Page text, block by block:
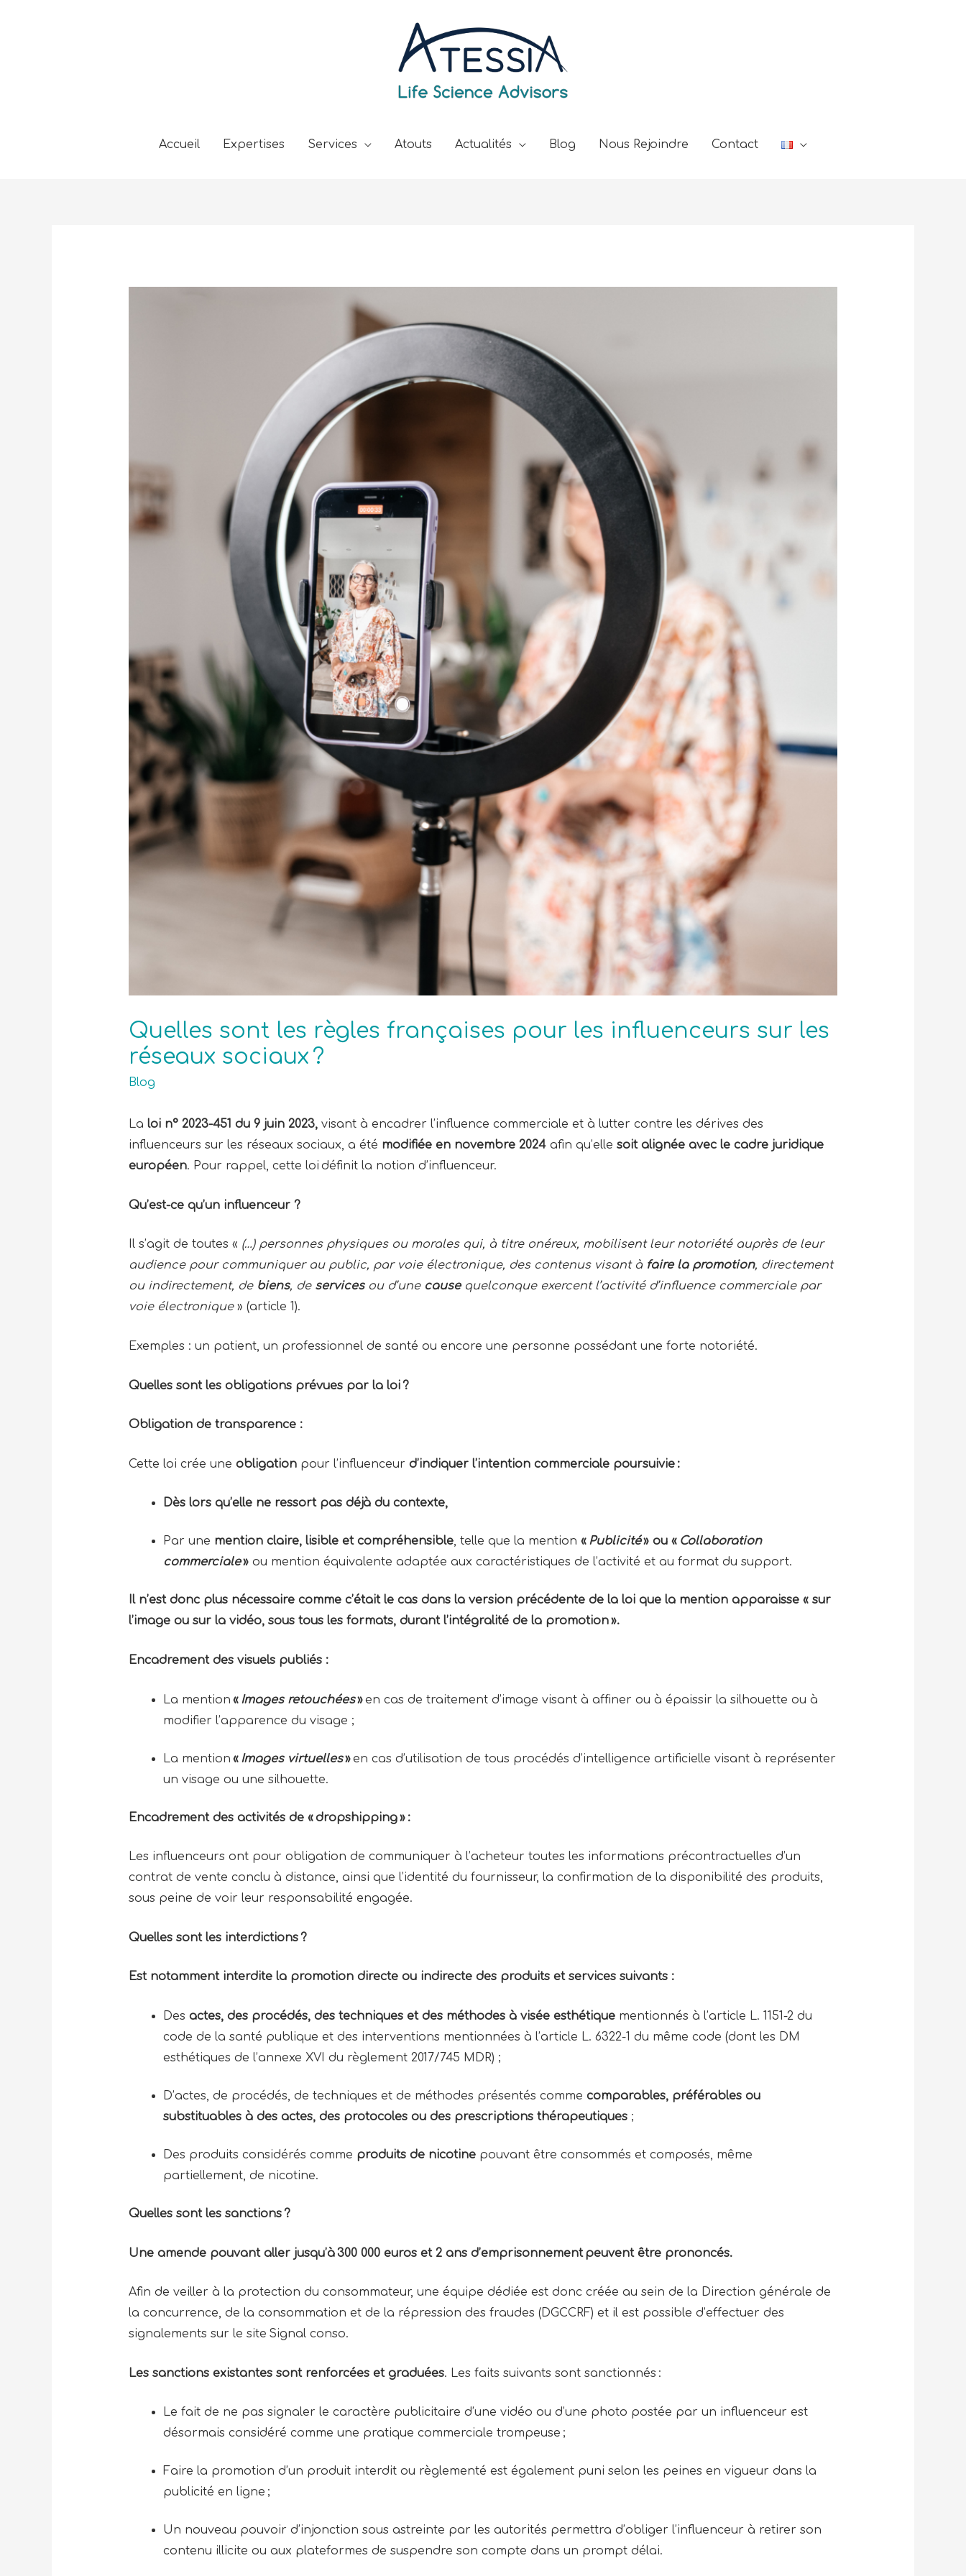
Accueil Expertises Services Atouts Actualités Blog Nous Rejoindre Contact
Quelles sont les règles françaises pour les influenceurs sur les
réseaux sociaux ?
Blog
La loi n° 2023-451 du 9 juin 2023,visant à encadrer l’influence commerciale et à lutter contre les dérives des
influenceurs sur les réseaux sociaux, a été modifiée en novembre 2024afin qu’elle soit alignée avec le cadre juridique
européen. Pour rappel, cette loi définit la notion d’influenceur.
Qu’est-ce qu’un influenceur ?
Il s’agit de toutes « (…) personnes physiques ou morales qui, à titre onéreux, mobilisent leur notoriété auprès de leur
audience pour communiquer au public, par voie électronique, des contenus visant à faire la promotion, directement
ou indirectement, de biens, de servicesou d’une causequelconque exercent l’activité d’influence commerciale par
voie électronique » (article 1).
Exemples : un patient, un professionnel de santé ou encore une personne possédant une forte notoriété.
Quelles sont les obligations prévues par la loi ?
Obligation de transparence :
Cette loi crée une obligation pour l’influenceur d’indiquer l’intention commerciale poursuivie :
Dès lors qu’elle ne ressort pas déjà du contexte,
Par une mention claire, lisible et compréhensible, telle que la mention « Publicité» ou « Collaboration
commerciale» ou mention équivalente adaptée aux caractéristiques de l’activité et au format du support.
Il n’est donc plus nécessaire comme c’était le cas dans la version précédente de la loi que la mention apparaisse « sur
l’image ou sur la vidéo, sous tous les formats, durant l’intégralité de la promotion ».
Encadrement des visuels publiés :
La mention « Images retouchées»en cas de traitement d’image visant à affiner ou à épaissir la silhouette ou à
modifier l’apparence du visage ;
La mention « Images virtuelles»en cas d’utilisation de tous procédés d’intelligence artificielle visant à représenter
un visage ou une silhouette.
Encadrement des activités de « dropshipping » :
Les influenceurs ont pour obligation de communiquer à l’acheteur toutes les informations précontractuelles d’un
contrat de vente conclu à distance, ainsi que l’identité du fournisseur, la confirmation de la disponibilité des produits,
sous peine de voir leur responsabilité engagée.
Quelles sont les interdictions ?
Est notamment interdite la promotion directe ou indirecte des produits et services suivants :
Des actes, des procédés, des techniques et des méthodes à visée esthétique mentionnés à l’article L. 1151-2 du
code de la santé publique et des interventions mentionnées à l’article L. 6322-1 du même code (dont les DM
esthétiques de l’annexe XVI du règlement 2017/745 MDR) ;
D’actes, de procédés, de techniques et de méthodes présentés comme comparables, préférables ou
substituables à des actes, des protocoles ou des prescriptions thérapeutiques;
Des produits considérés comme produits de nicotinepouvant être consommés et composés, même
partiellement, de nicotine.
Quelles sont les sanctions ?
Une amende pouvant aller jusqu’à 300 000 euros et 2 ans d’emprisonnement peuvent être prononcés.
Afin de veiller à la protection du consommateur, une équipe dédiée est donc créée au sein de la Direction générale de
la concurrence, de la consommation et de la répression des fraudes (DGCCRF) et il est possible d’effectuer des
signalements sur le site Signal conso.
Les sanctions existantes sont renforcées et graduées. Les faits suivants sont sanctionnés :
Le fait de ne pas signaler le caractère publicitaire d’une vidéo ou d’une photo postée par un influenceur est
désormais considéré comme une pratique commerciale trompeuse ;
Faire la promotion d’un produit interdit ou règlementé est également puni selon les peines en vigueur dans la
publicité en ligne ;
Un nouveau pouvoir d’injonction sous astreinte par les autorités permettra d’obliger l’influenceur à retirer son
contenu illicite ou aux plateformes de suspendre son compte dans un prompt délai.